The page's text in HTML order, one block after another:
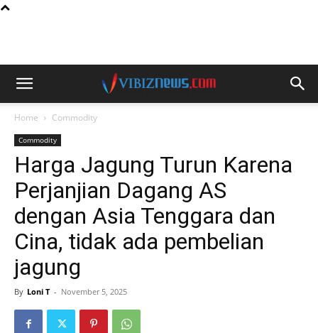
Home Commodity
Commodity
Harga Jagung Turun Karena
Perjanjian Dagang AS
dengan Asia Tenggara dan
Cina, tidak ada pembelian
jagung
By Loni T - November 5, 2025